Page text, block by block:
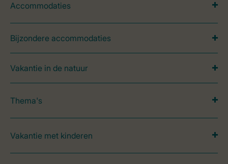
Accommodaties
Bijzondere accommodaties
Vakantie in de natuur
Thema's
Vakantie met kinderen